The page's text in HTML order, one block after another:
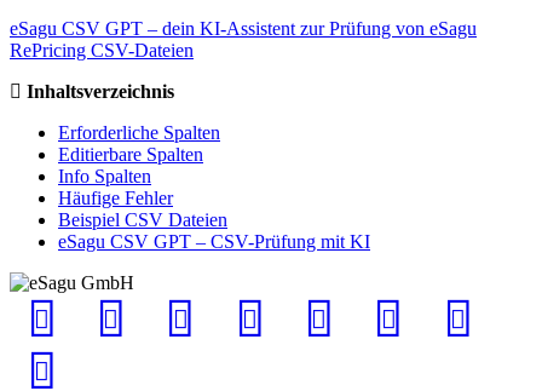
eSagu CSV GPT – dein KI-Assistent zur Prüfung von eSagu
RePricing CSV-Dateien
Inhaltsverzeichnis
Erforderliche Spalten
Editierbare Spalten
Info Spalten
Häufige Fehler
Beispiel CSV Dateien
eSagu CSV GPT – CSV-Prüfung mit KI